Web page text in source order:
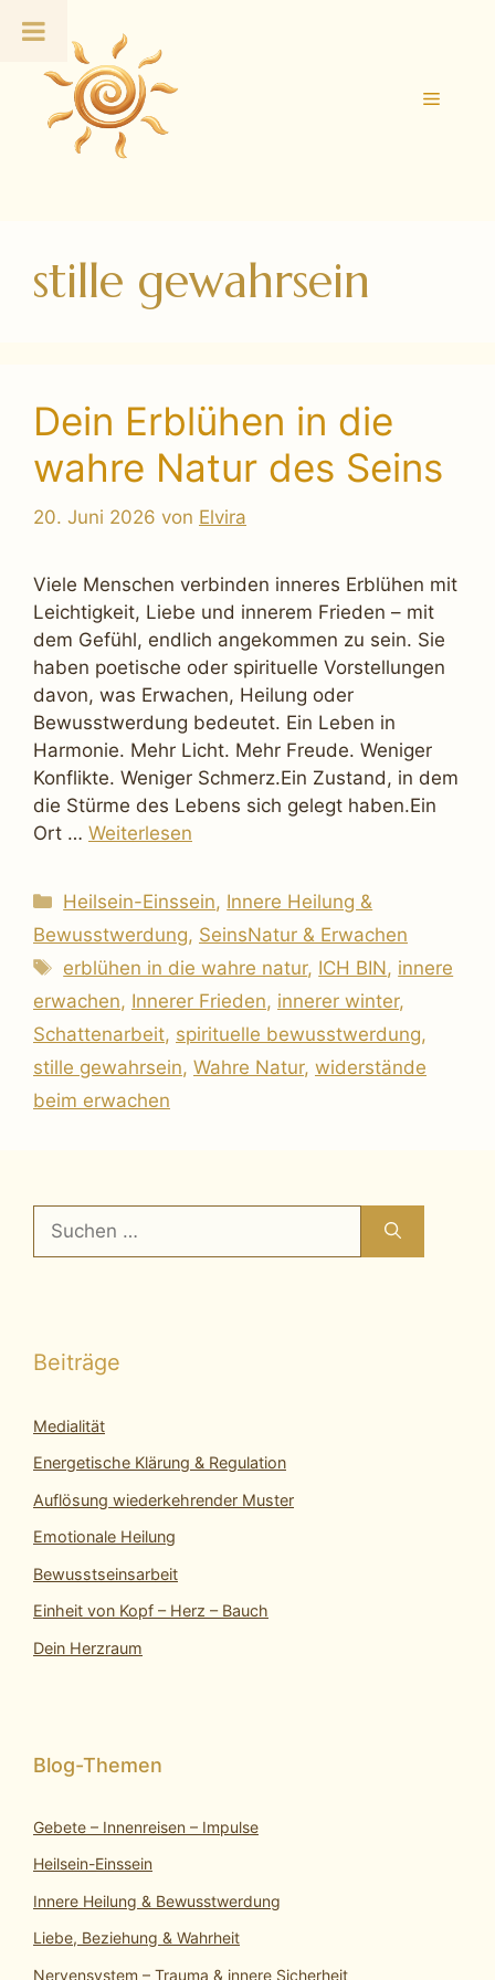
Inhalt
springen
Menü
stille gewahrsein
Dein Erblühen in die
wahre Natur des Seins
20. Juni 2026 von Elvira
Viele Menschen verbinden inneres Erblühen mit
Leichtigkeit, Liebe und innerem Frieden – mit
dem Gefühl, endlich angekommen zu sein. Sie
haben poetische oder spirituelle Vorstellungen
davon, was Erwachen, Heilung oder
Bewusstwerdung bedeutet. Ein Leben in
Harmonie. Mehr Licht. Mehr Freude. Weniger
Konflikte. Weniger Schmerz.Ein Zustand, in dem
die Stürme des Lebens sich gelegt haben.Ein
Ort … Weiterlesen
Kategorien
Heilsein-Einssein, Innere Heilung &
Bewusstwerdung, SeinsNatur & Erwachen
Schlagwörter
erblühen in die wahre natur, ICH BIN, innere
erwachen, Innerer Frieden, innerer winter,
Schattenarbeit, spirituelle bewusstwerdung,
stille gewahrsein, Wahre Natur, widerstände
beim erwachen
nach:
Beiträge
Medialität
Energetische Klärung & Regulation
Auflösung wiederkehrender Muster
Emotionale Heilung
Bewusstseinsarbeit
Einheit von Kopf – Herz – Bauch
Dein Herzraum
Gebete – Innenreisen – Impulse
Heilsein-Einssein
Innere Heilung & Bewusstwerdung
Liebe, Beziehung & Wahrheit
Nervensystem – Trauma & innere Sicherheit